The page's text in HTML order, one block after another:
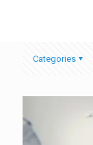
Categories